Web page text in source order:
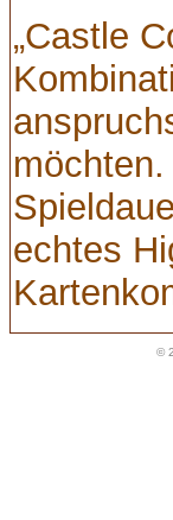
„Castle
echtes
©